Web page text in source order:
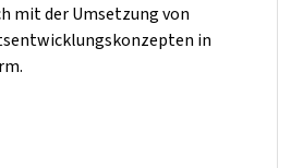
mit der Umsetzung von
in